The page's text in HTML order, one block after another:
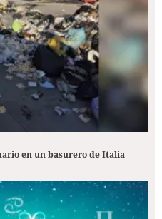
en un basurero de Italia